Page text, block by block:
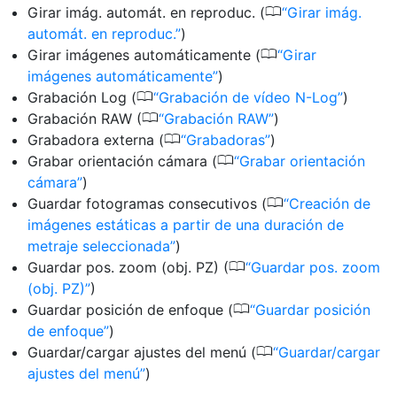
Girar imág. automát. en reproduc. (0 Girar imág.
automát. en reproduc. )
Girar imágenes automáticamente (0 Girar
imágenes automáticamente )
Grabación Log (0 Grabación de vídeo N-Log )
Grabación RAW (0 Grabación RAW )
Grabadora externa (0 Grabadoras )
Grabar orientación cámara (0 Grabar orientación
cámara )
Guardar fotogramas consecutivos (0 Creación de
imágenes estáticas a partir de una duración de
metraje seleccionada )
Guardar pos. zoom (obj. PZ) (0 Guardar pos. zoom
(obj. PZ) )
Guardar posición de enfoque (0 Guardar posición
de enfoque )
Guardar/cargar ajustes del menú (0 Guardar/cargar
ajustes del menú )